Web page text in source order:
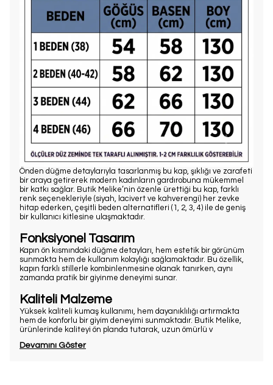
Önden düğme detaylarıyla tasarlanmış bu kap, şıklığı ve zarafeti
bir araya getirerek modern kadınların gardırobuna mükemmel
bir katkı sağlar. Butik Melike’nin özenle ürettiği bu kap, farklı
renk seçenekleriyle (siyah, lacivert ve kahverengi) her zevke
hitap ederken, çeşitli beden alternatifleri (1, 2, 3, 4) ile de geniş
bir kullanıcı kitlesine ulaşmaktadır.
Fonksiyonel Tasarım
Kapın ön kısmındaki düğme detayları, hem estetik bir görünüm
sunmakta hem de kullanım kolaylığı sağlamaktadır. Bu özellik,
kapın farklı stillerle kombinlenmesine olanak tanırken, aynı
zamanda pratik bir giyinme deneyimi sunar.
Kaliteli Malzeme
Yüksek kaliteli kumaş kullanımı, hem dayanıklılığı artırmakta
hem de konforlu bir giyim deneyimi sunmaktadır. Butik Melike,
ürünlerinde kaliteyi ön planda tutarak, uzun ömürlü v
Devamını Göster